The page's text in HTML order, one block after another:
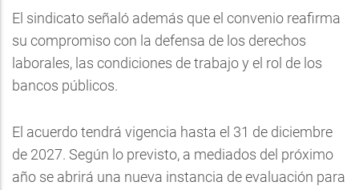
El sindicato señaló además que el convenio reafirma
su compromiso con la defensa de los derechos
laborales, las condiciones de trabajo y el rol de los
bancos públicos.
El acuerdo tendrá vigencia hasta el 31 de diciembre
de 2027. Según lo previsto, a mediados del próximo
año se abrirá una nueva instancia de evaluación para